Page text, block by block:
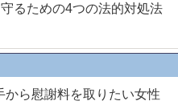
るための4つの法的対処法
から慰謝料を取りたい女性